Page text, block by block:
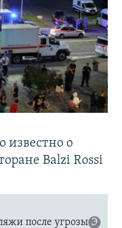
известно о
Balzi Rossi